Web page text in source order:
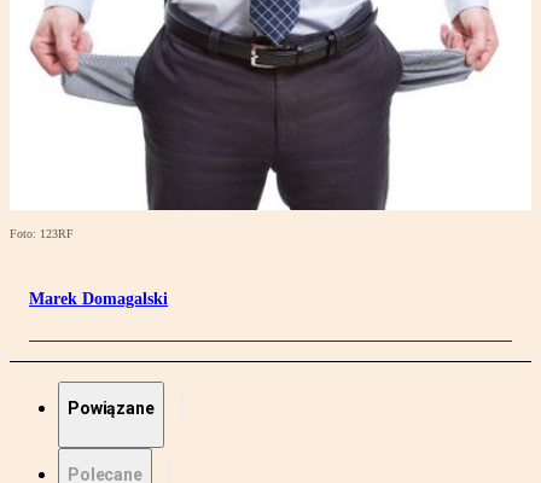
Foto: 123RF
Marek Domagalski
Powiązane
Polecane